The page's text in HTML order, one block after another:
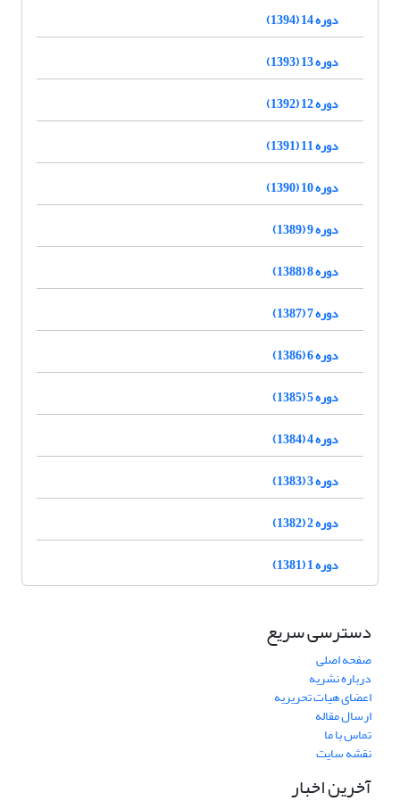
دوره 14 (1394)
دوره 13 (1393)
دوره 12 (1392)
دوره 11 (1391)
دوره 10 (1390)
دوره 9 (1389)
دوره 8 (1388)
دوره 7 (1387)
دوره 6 (1386)
دوره 5 (1385)
دوره 4 (1384)
دوره 3 (1383)
دوره 2 (1382)
دوره 1 (1381)
دسترسی سریع
صفحه اصلی
درباره نشریه
اعضای هیات تحریریه
ارسال مقاله
تماس با ما
نقشه سایت
آخرین اخبار